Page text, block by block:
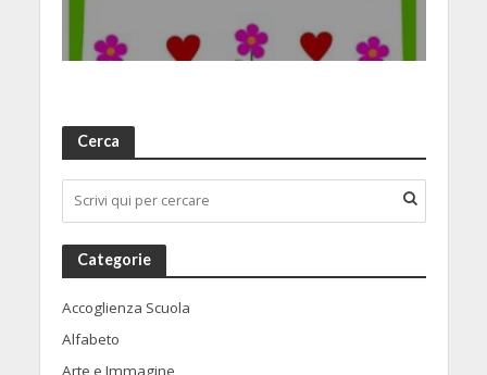
Cerca
Categorie
Accoglienza Scuola
Alfabeto
Arte e Immagine